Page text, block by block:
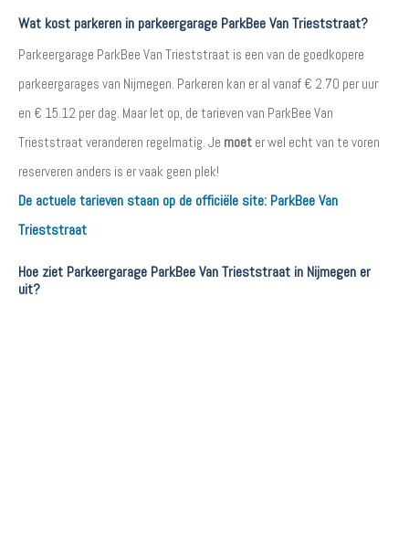
Wat kost parkeren in parkeergarage ParkBee Van Trieststraat?
Parkeergarage ParkBee Van Trieststraat is een van de goedkopere
parkeergarages van Nijmegen. Parkeren kan er al vanaf € 2.70 per uur
en € 15.12 per dag. Maar let op, de tarieven van ParkBee Van
Trieststraat veranderen regelmatig. Je moet er wel echt van te voren
reserveren anders is er vaak geen plek!
De actuele tarieven staan op de officiële site: ParkBee Van
Trieststraat
Hoe ziet Parkeergarage ParkBee Van Trieststraat in Nijmegen er
uit?